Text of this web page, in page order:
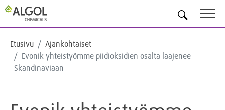
Etusivu
Ajankohtaiset
Evonik yhteistyömme piidioksidien osalta laajenee
Skandinaviaan